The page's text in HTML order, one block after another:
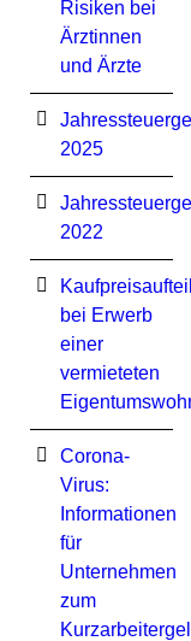
Risiken bei
Ärztinnen
und Ärzte
2025
2022
bei Erwerb
einer
vermieteten
Corona-
Virus:
Informationen
für
Unternehmen
zum